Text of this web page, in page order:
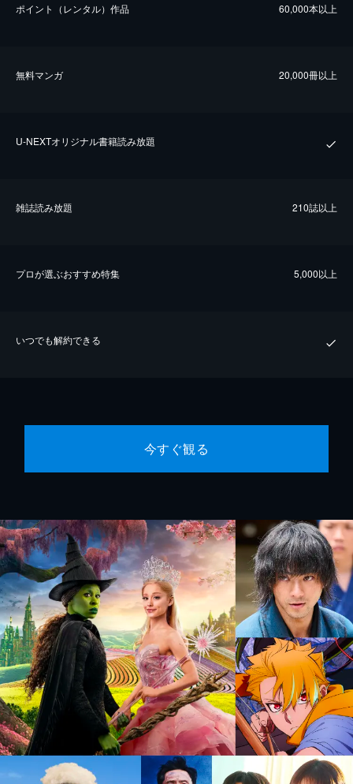
ポイント（レンタル）作品 60,000本以上
無料マンガ 20,000冊以上
U-NEXTオリジナル書籍読み放題
雑誌読み放題 210誌以上
プロが選ぶおすすめ特集 5,000以上
いつでも解約できる
今すぐ観る